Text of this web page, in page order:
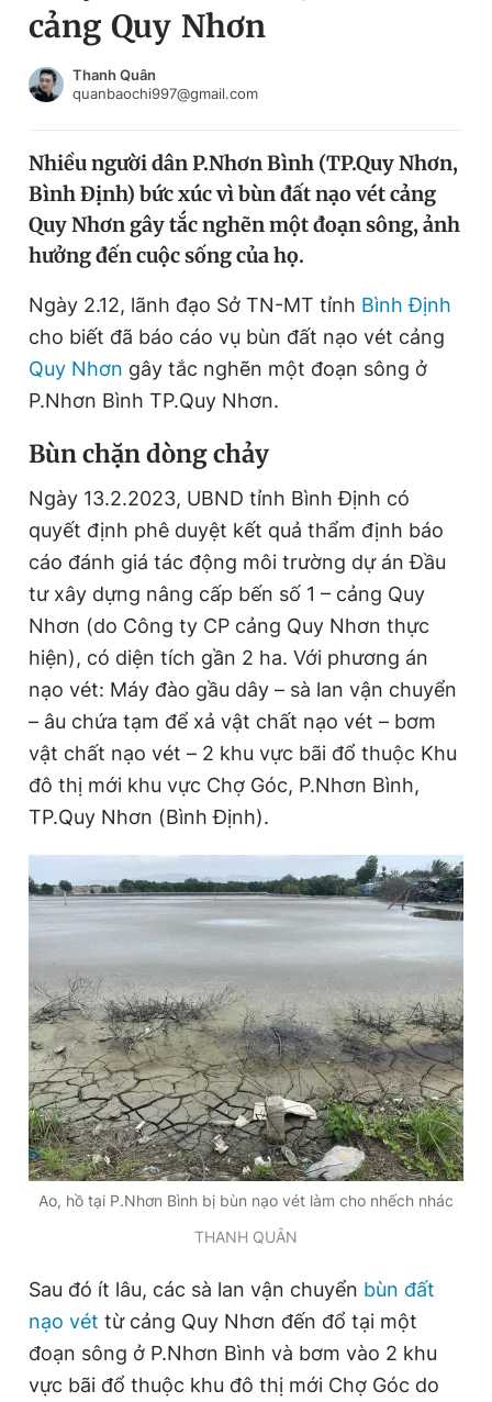
Chuyên mục khác
Chào ngày mới
Video Magazine
Sản phẩm khác
Tiện ích Bạn cần biết
Thông tin tòa soạn Liên hệ quảng cáo
Đọc Thanh Niên trên điện thoại
Theo dõi báo trên
Hotline
0906 645 777
Liên hệ quảng cáo
0908 780 404
Tổng biên tập: Nguyễn Ngọc Toàn
Phó tổng biên tập thường trực: Hải Thành
Phó tổng biên tập: Lâm Hiếu Dũng
Tổng thư ký tòa soạn: Đức Trung
Giấy phép xuất bản số 110/GP - BTTTT cấp ngày 24.3.2020
© 2003-2026 Bản quyền thuộc về Báo Thanh Niên. Cấm sao
chép dưới mọi hình thức nếu không có sự chấp thuận bằng văn
bản. Phát triển bởi ePi Technologies, JSC.
Tin đã xem
Đăng xuất
cảng Quy Nhơn
Thanh Quân
quanbaochi997@gmail.com
Nhiều người dân P.Nhơn Bình (TP.Quy Nhơn,
Bình Định) bức xúc vì bùn đất nạo vét cảng
Quy Nhơn gây tắc nghẽn một đoạn sông, ảnh
hưởng đến cuộc sống của họ.
Ngày 2.12, lãnh đạo Sở TN-MT tỉnh Bình Định
cho biết đã báo cáo vụ bùn đất nạo vét cảng
Quy Nhơn gây tắc nghẽn một đoạn sông ở
P.Nhơn Bình TP.Quy Nhơn.
Bùn chặn dòng chảy
Ngày 13.2.2023, UBND tỉnh Bình Định có
quyết định phê duyệt kết quả thẩm định báo
cáo đánh giá tác động môi trường dự án Đầu
tư xây dựng nâng cấp bến số 1 – cảng Quy
Nhơn (do Công ty CP cảng Quy Nhơn thực
hiện), có diện tích gần 2 ha. Với phương án
nạo vét: Máy đào gầu dây – sà lan vận chuyển
– âu chứa tạm để xả vật chất nạo vét – bơm
vật chất nạo vét – 2 khu vực bãi đổ thuộc Khu
đô thị mới khu vực Chợ Góc, P.Nhơn Bình,
TP.Quy Nhơn (Bình Định).
Ao, hồ tại P.Nhơn Bình bị bùn nạo vét làm cho nhếch nhác
THANH QUÂN
Sau đó ít lâu, các sà lan vận chuyển bùn đất
nạo vét từ cảng Quy Nhơn đến đổ tại một
đoạn sông ở P.Nhơn Bình và bơm vào 2 khu
vực bãi đổ thuộc khu đô thị mới Chợ Góc do